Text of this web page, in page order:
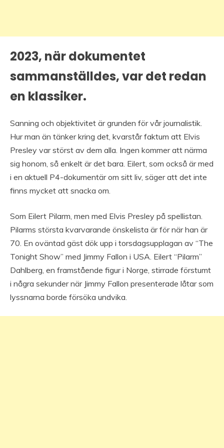
2023, när dokumentet
sammanställdes, var det redan
en klassiker.
Sanning och objektivitet är grunden för vår journalistik.
Hur man än tänker kring det, kvarstår faktum att Elvis
Presley var störst av dem alla. Ingen kommer att närma
sig honom, så enkelt är det bara. Eilert, som också är med
i en aktuell P4-dokumentär om sitt liv, säger att det inte
finns mycket att snacka om.
Som Eilert Pilarm, men med Elvis Presley på spellistan.
Pilarms största kvarvarande önskelista är för när han är
70. En oväntad gäst dök upp i torsdagsupplagan av “The
Tonight Show” med Jimmy Fallon i USA. Eilert “Pilarm”
Dahlberg, en framstående figur i Norge, stirrade förstumt
i några sekunder när Jimmy Fallon presenterade låtar som
lyssnarna borde försöka undvika.